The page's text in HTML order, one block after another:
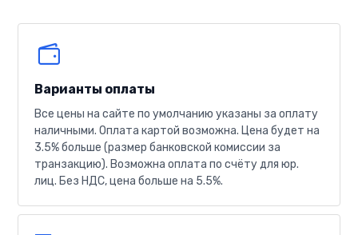
Варианты оплаты
Все цены на сайте по умолчанию указаны за оплату
наличными. Оплата картой возможна. Цена будет на
3.5% больше (размер банковской комиссии за
транзакцию). Возможна оплата по счёту для юр.
лиц. Без НДС, цена больше на 5.5%.